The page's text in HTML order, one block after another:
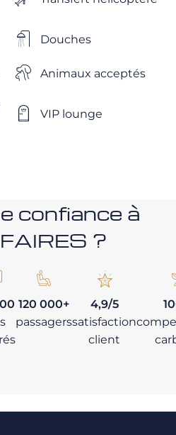
Douches
Animaux acceptés
VIP lounge
confiance à
?
120 000+
passagers
4,9/5
satisfaction
client